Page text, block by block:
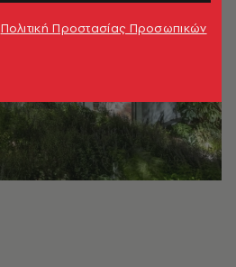
Πολιτική Προστασίας Προσωπικών